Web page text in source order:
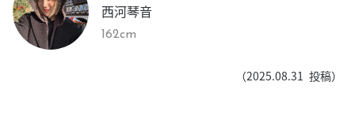
西河琴音
162cm
（2025.08.31 投稿）